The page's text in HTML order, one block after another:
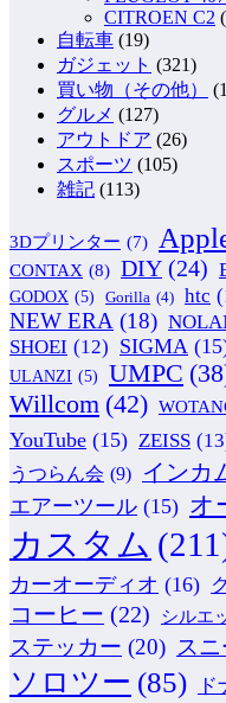
CITROEN C2
自転車 (19)
ガジェット (321)
買い物（その他）
グルメ (127)
アウトドア (26)
スポーツ (105)
雑記 (113)
3Dプリンター (7)
CONTAX (8) DIY (24)
GODOX (5) Gorilla (4) htc
NEW ERA (18)
SHOEI (12) SIGMA
ULANZI (5) UMPC
Willcom (42)
YouTube (15) ZEISS
うつらん会 (9) インカ
エアーツール (15) オ
カスタム
カーオーディオ (16)
コーヒー (22) シルエ
ステッカー (20) ス
ソロツー (85)